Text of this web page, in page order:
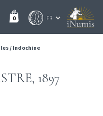
0
/ Indochine
1897